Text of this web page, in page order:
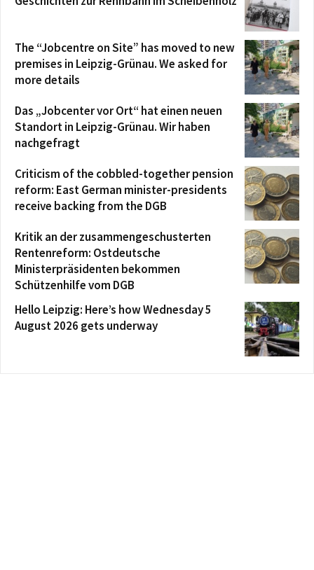
The “Jobcentre on Site” has moved to new
premises in Leipzig-Grünau. We asked for
more details
Das „Jobcenter vor Ort“ hat einen neuen
Standort in Leipzig-Grünau. Wir haben
nachgefragt
Criticism of the cobbled-together pension
reform: East German minister-presidents
receive backing from the DGB
Kritik an der zusammengeschusterten
Rentenreform: Ostdeutsche
Ministerpräsidenten bekommen
Schützenhilfe vom DGB
Hello Leipzig: Here’s how Wednesday 5
August 2026 gets underway